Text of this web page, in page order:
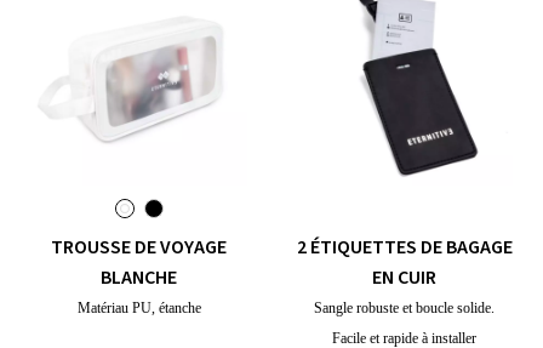
TROUSSE DE VOYAGE
BLANCHE
Matériau PU, étanche
2 ÉTIQUETTES DE BAGAGE
EN CUIR
Sangle robuste et boucle solide.
Facile et rapide à installer